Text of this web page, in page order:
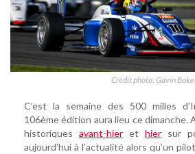
Crédit photo: Gavin
C’est la semaine des 500 milles
106ème édition aura lieu ce dimanche.
historiques avant-hier et hier sur
aujourd’hui à l’actualité alors qu’un